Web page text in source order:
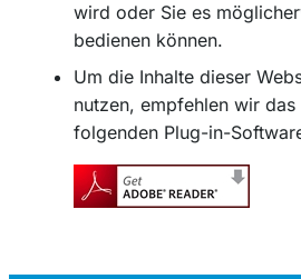
wird oder Sie es
bedienen können.
Um die Inhalte dieser
nutzen, empfehlen wir
folgenden Plug-in-